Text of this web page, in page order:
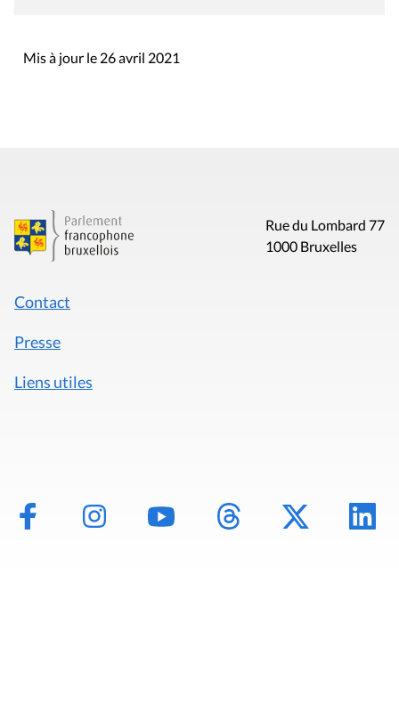
Mis à jour le 26 avril 2021
Rue du Lombard 77
1000 Bruxelles
Contact
Presse
Liens utiles